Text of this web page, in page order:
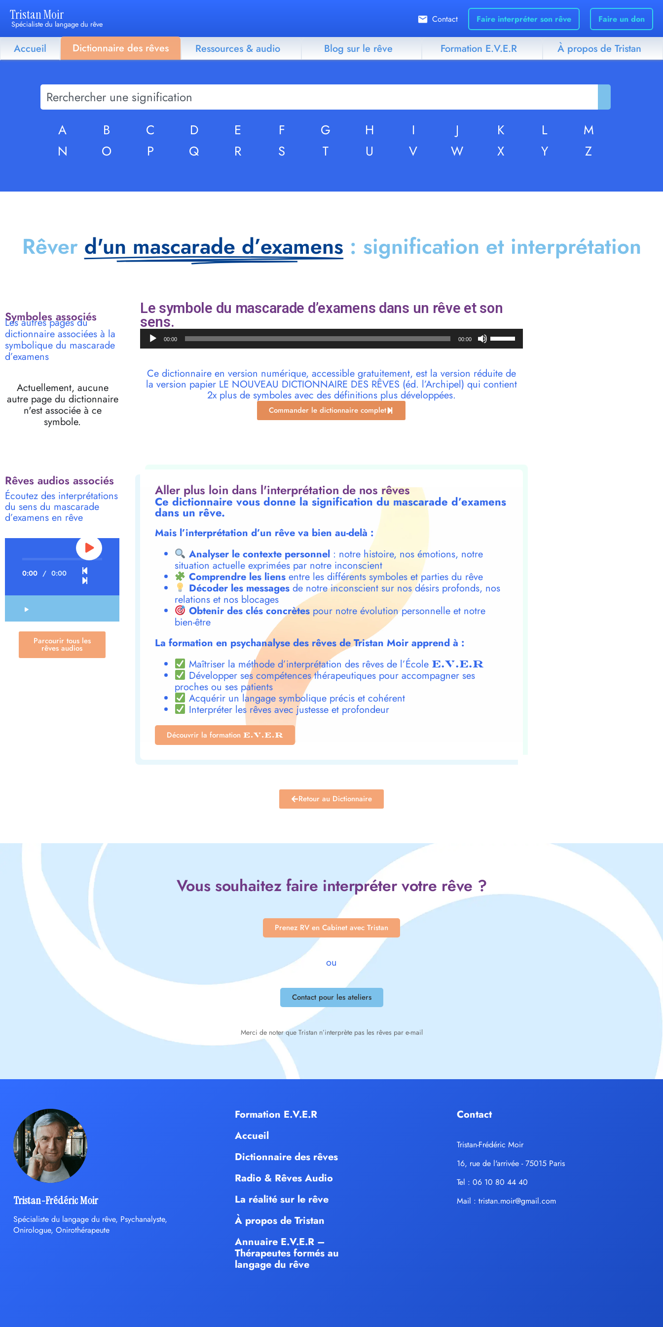
Tristan Moir
Spécialiste du langage du rêve Contact Faire interpréter son rêve Faire un don
Accueil Dictionnaire des rêves Ressources & audio Blog sur le rêve Formation E.V.E.R À propos de Tristan
A B C D E F G H I J K L
M
N
O P Q R S T U V W X Y Z
Rêver d'un mascarade d’examens : signification et interprétation
Symboles associés
Les autres pages du
dictionnaire associées à la
symbolique du mascarade
d’examens
Actuellement, aucune
autre page du dictionnaire
n'est associée à ce
symbole.
Rêves audios associés
Écoutez des interprétations
du sens du mascarade
d’examens en rêve
0:00 / 0:00
Parcourir tous les
rêves audios
Le symbole du mascarade d’examens dans un rêve et son
sens.
Lecteur
audio00:00 00:00
haut/bas
pour
augmenter
Ce dictionnaire en version numérique, accessible gratuitement, est la version réduite de
la version papier LE NOUVEAU DICTIONNAIRE DES RÊVES (éd. l’Archipel) qui contient
2x plus de symboles avec des définitions plus développées.
Commander le dictionnaire complet
Aller plus loin dans l'interprétation de nos rêves
Ce dictionnaire vous donne la signification du mascarade d’examens
dans un rêve.
Mais l’interprétation d’un rêve va bien au-delà :
Analyser le contexte personnel: notre histoire, nos émotions, notre
situation actuelle exprimées par notre inconscient
Comprendre les liensentre les différents symboles et parties du rêve
Décoder les messagesde notre inconscient sur nos désirs profonds, nos
relations et nos blocages
Obtenir des clés concrètespour notre évolution personnelle et notre
bien-être
La formation en psychanalyse des rêves de Tristan Moir apprend à :
Maîtriser la méthode d’interprétation des rêves de l’École E.V.E.R
Développer ses compétences thérapeutiques pour accompagner ses
proches ou ses patients
Acquérir un langage symbolique précis et cohérent
Interpréter les rêves avec justesse et profondeur
Découvrir la formation E.V.E.R
Retour au Dictionnaire
Vous souhaitez faire interpréter votre rêve ?
Prenez RV en Cabinet avec Tristan
ou
Contact pour les ateliers
Merci de noter que Tristan n’interprète pas les rêves par e-mail
Tristan-Frédéric Moir
Spécialiste du langage du rêve, Psychanalyste,
Onirologue, Onirothérapeute
Formation E.V.E.R
Accueil
Dictionnaire des rêves
Radio & Rêves Audio
La réalité sur le rêve
À propos de Tristan
Annuaire E.V.E.R –
Thérapeutes formés au
langage du rêve
Contact
Tristan-Frédéric Moir
16, rue de l'arrivée - 75015 Paris
Tel : 06 10 80 44 40
Mail :tristan.moir@gmail.com